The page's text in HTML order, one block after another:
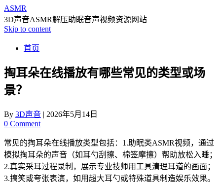
ASMR
3D声音ASMR解压助眠音声视频资源网站
Skip to content
首页
掏耳朵在线播放有哪些常见的类型或场
景？
By 3D声音 | 2026年5月14日
0 Comment
常见的掏耳朵在线播放类型包括：1.助眠类ASMR视频，通过
模拟掏耳朵的声音（如耳勺刮擦、棉签摩擦）帮助放松入睡；
2.真实采耳过程录制，展示专业技师用工具清理耳道的画面；
3.搞笑或夸张表演，如用超大耳勺或特殊道具制造娱乐效果。